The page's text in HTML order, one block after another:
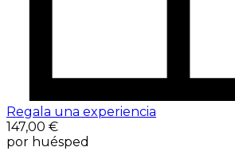
Regala una experiencia
147,00 €
por huésped